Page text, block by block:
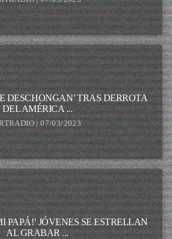
DESCHONGAN’ TRAS DERROTA
DEL AMÉRICA ...
| 07/03/2023
PAPÁ!’ JÓVENES SE ESTRELLAN
AL GRABAR ...